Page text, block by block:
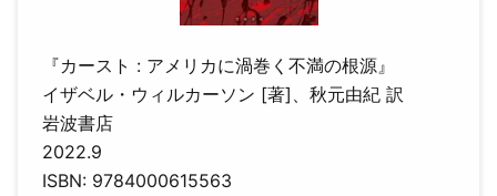
『カースト : アメリカに渦巻く不満の根源』
イザベル・ウィルカーソン [著]、秋元由紀 訳
岩波書店
2022.9
ISBN: 9784000615563